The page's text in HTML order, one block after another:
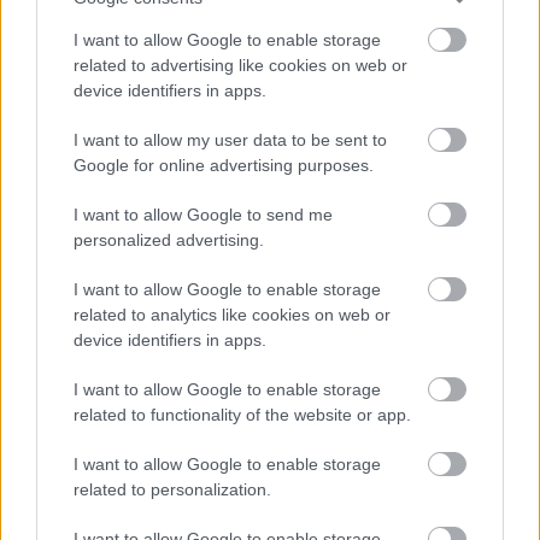
I want to allow Google to enable storage
related to advertising like cookies on web or
device identifiers in apps.
I want to allow my user data to be sent to
Google for online advertising purposes.
I want to allow Google to send me
personalized advertising.
I want to allow Google to enable storage
related to analytics like cookies on web or
device identifiers in apps.
I want to allow Google to enable storage
related to functionality of the website or app.
I want to allow Google to enable storage
related to personalization.
puntos. En los últimos tres lleva 0 puntos en total.
Por sus 3 millones de euros de valor no es la mejor de las
opciones para tu centro del campo en este tramo de la
temporada y su valor está bajando poco a poco. Otra
temporada en la que no está cumpliendo con las
expectativas.
Actualidad Comunio: ¿Olaza fuera del Celta? ¿Papu
al Sevilla?
no cesan. Olaza puede tener pie y
medio fuera del Celta, mientras
cambiar de equipo y ser sustituido
por Papu Gómez.